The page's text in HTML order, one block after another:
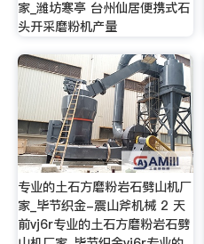
家_潍坊寒亭 台州仙居便携式石
头开采磨粉机产量
专业的土石方磨粉岩石劈山机厂
家_毕节织金-震山斧机械 2 天
前vj6r专业的土石方磨粉岩石劈